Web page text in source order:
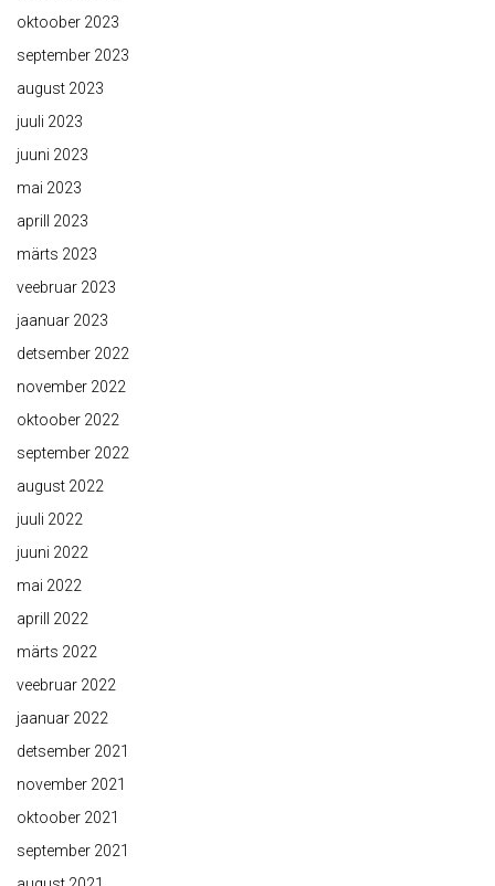
oktoober 2023
september 2023
august 2023
juuli 2023
juuni 2023
mai 2023
aprill 2023
märts 2023
veebruar 2023
jaanuar 2023
detsember 2022
november 2022
oktoober 2022
september 2022
august 2022
juuli 2022
juuni 2022
mai 2022
aprill 2022
märts 2022
veebruar 2022
jaanuar 2022
detsember 2021
november 2021
oktoober 2021
september 2021